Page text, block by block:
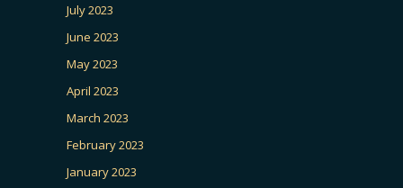
July 2023
June 2023
May 2023
April 2023
March 2023
February 2023
January 2023